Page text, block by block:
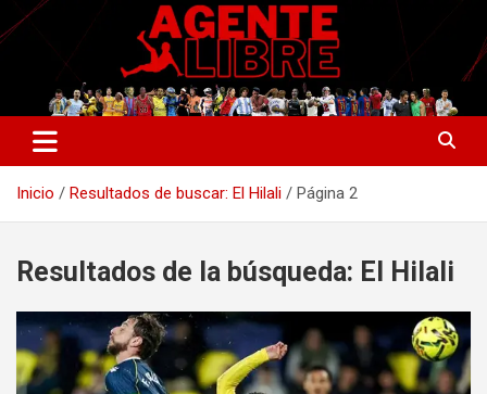
Saltar
al
Agente Libre Digital
La nueva generación del periodismo deportivo.
Inicio Resultados de buscar: El Hilali Página 2
Resultados de la búsqueda: El Hilali